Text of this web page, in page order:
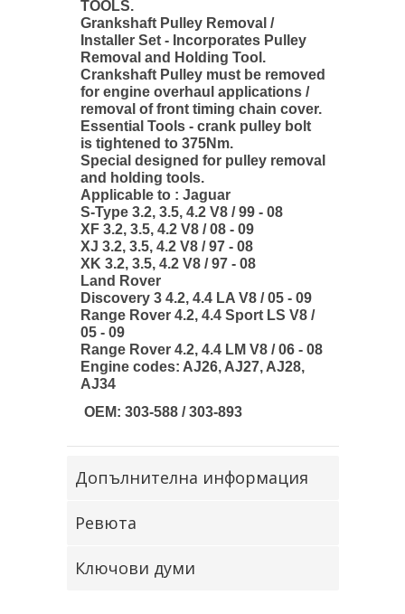
TOOLS.
Grankshaft Pulley Removal /
Installer Set - Incorporates Pulley
Removal and Holding Tool.
Crankshaft Pulley must be removed
for engine overhaul applications /
removal of front timing chain cover.
Essential Tools - crank pulley bolt
is tightened to 375Nm.
Special designed for pulley removal
and holding tools.
Applicable to : Jaguar
S-Type 3.2, 3.5, 4.2 V8 / 99 - 08
XF 3.2, 3.5, 4.2 V8 / 08 - 09
XJ 3.2, 3.5, 4.2 V8 / 97 - 08
XK 3.2, 3.5, 4.2 V8 / 97 - 08
Land Rover
Discovery 3 4.2, 4.4 LA V8 / 05 - 09
Range Rover 4.2, 4.4 Sport LS V8 /
05 - 09
Range Rover 4.2, 4.4 LM V8 / 06 - 08
Engine codes: AJ26, AJ27, AJ28,
AJ34
OEM: 303-588 / 303-893
Допълнителна информация
Ревюта
Ключови думи